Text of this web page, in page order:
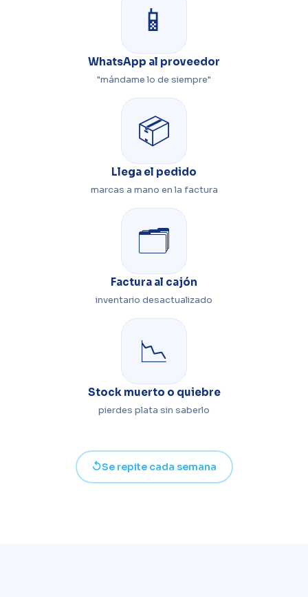
📱
WhatsApp al proveedor
"mándame lo de siempre"
📦
Llega el pedido
marcas a mano en la factura
🗂️
Factura al cajón
inventario desactualizado
📉
Stock muerto o quiebre
pierdes plata sin saberlo
↺Se repite cada semana